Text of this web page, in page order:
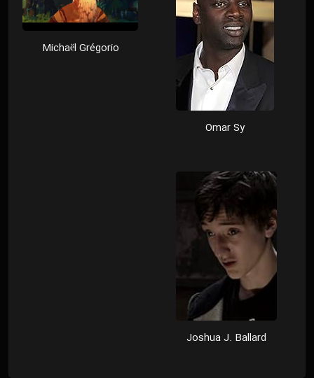
Omar Sy
Michaël Grégorio
Joshua J. Ballard